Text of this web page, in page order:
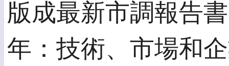
版成最新市調報告
年：技術、市場和企